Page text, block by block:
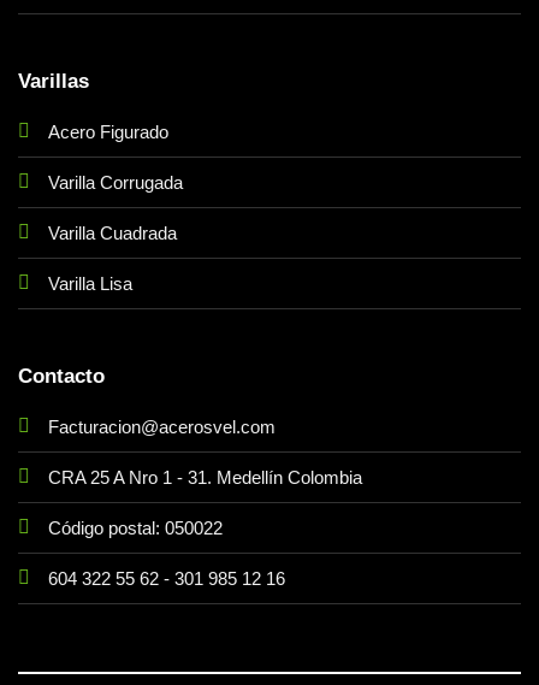
Varillas
Acero Figurado
Varilla Corrugada
Varilla Cuadrada
Varilla Lisa
Contacto
Facturacion@acerosvel.com
CRA 25 A Nro 1 - 31. Medellín Colombia
Código postal: 050022
604 322 55 62- 301 985 12 16